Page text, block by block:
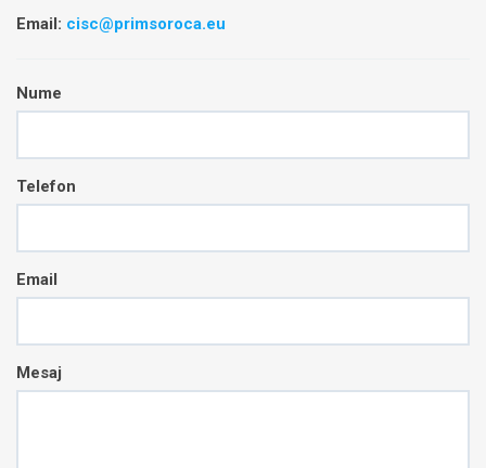
Email: cisc@primsoroca.eu
Nume
Telefon
Email
Mesaj